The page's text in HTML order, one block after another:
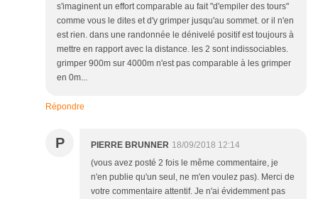
s'imaginent un effort comparable au fait "d'empiler des tours"
comme vous le dites et d'y grimper jusqu'au sommet. or il n'en
est rien. dans une randonnée le dénivelé positif est toujours à
mettre en rapport avec la distance. les 2 sont indissociables.
grimper 900m sur 4000m n'est pas comparable à les grimper
en 0m...
Répondre
P PIERRE BRUNNER 18/09/2018 12:14
(vous avez posté 2 fois le même commentaire, je
n'en publie qu'un seul, ne m'en voulez pas). Merci de
votre commentaire attentif. Je n'ai évidemment pas